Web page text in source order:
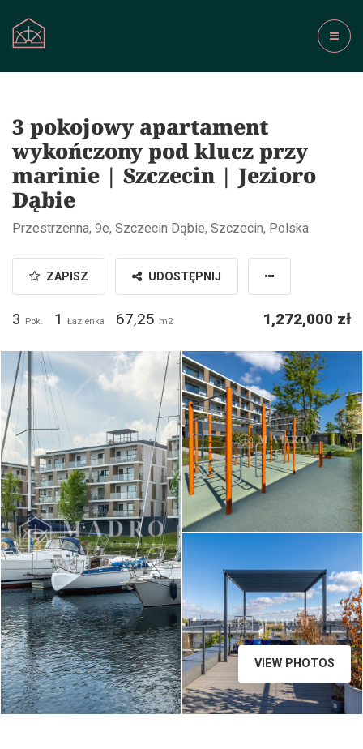
3 pokojowy apartament
wykończony pod klucz przy
marinie | Szczecin | Jezioro
Dąbie
Przestrzenna, 9e, Szczecin Dąbie, Szczecin, Polska
ZAPISZ UDOSTĘPNIJ
3 Pok. 1 Łazienka 67,25 m2 1,272,000 zł
MadrO Real Estate / fot. STOLZ
Photography Team
MadrO Real Estate / fot. STOLZ
Photography Team
VIEW PHOTOS